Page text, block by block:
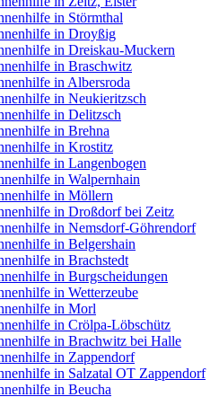
in Störmthal
in Droyßig
in Dreiskau-Muckern
in Braschwitz
in Albersroda
in Neukieritzsch
in Delitzsch
in Brehna
in Krostitz
in Langenbogen
in Walpernhain
in Möllern
in Droßdorf bei Zeitz
in Nemsdorf-Göhrendorf
in Belgershain
in Brachstedt
in Burgscheidungen
in Wetterzeube
in Morl
in Crölpa-Löbschütz
in Brachwitz bei Halle
in Zappendorf
in Salzatal OT Zappendorf
in Beucha